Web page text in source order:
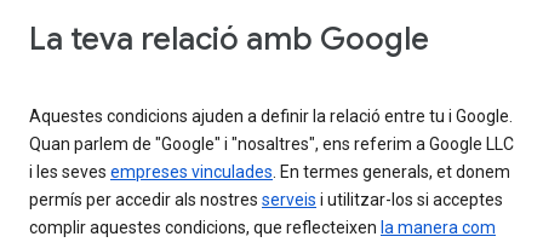
La teva relació amb Google
Aquestes condicions ajuden a definir la relació entre tu i Google.
Quan parlem de "Google" i "nosaltres", ens referim a Google LLC
i les seves empreses vinculades . En termes generals, et donem
permís per accedir als nostres serveis i utilitzar-los si acceptes
complir aquestes condicions, que reflecteixen la manera com